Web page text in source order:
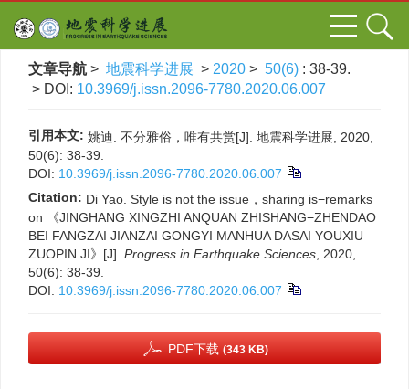
文章导航 > 地震科学进展 > 2020 > 50(6) : 38-39.
> DOI: 10.3969/j.issn.2096-7780.2020.06.007
引用本文: 姚迪. 不分雅俗，唯有共赏[J]. 地震科学进展, 2020,
50(6): 38-39.
DOI: 10.3969/j.issn.2096-7780.2020.06.007
Citation: Di Yao. Style is not the issue，sharing is−remarks
on 《JINGHANG XINGZHI ANQUAN ZHISHANG−ZHENDAO
BEI FANGZAI JIANZAI GONGYI MANHUA DASAI YOUXIU
ZUOPIN JI》[J]. Progress in Earthquake Sciences , 2020,
50(6): 38-39.
DOI: 10.3969/j.issn.2096-7780.2020.06.007
PDF下载 (343 KB)